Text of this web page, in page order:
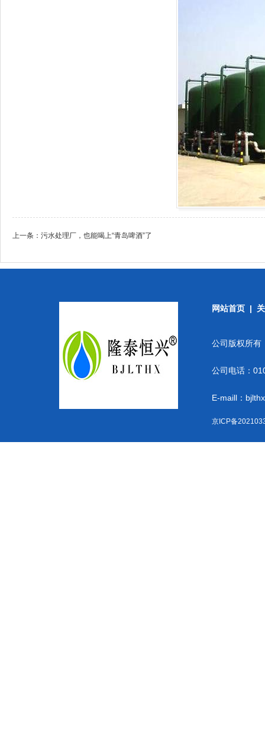
上一条： 污水处理厂，也能喝上“青岛啤酒”了
网站首页 |
公司版权所有
公司电话：
E-maill：
京ICP备